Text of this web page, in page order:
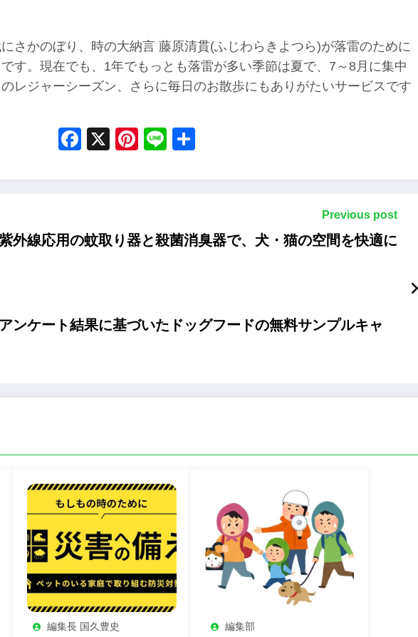
さかのぼり、時の大納言 藤原清貫(ふじわらきよつら)が落雷のために
す。現在でも、1年でもっとも落雷が多い季節は夏で、7～8月に集中
レジャーシーズン、さらに毎日のお散歩にもありがたいサービスです
Facebook
X Pinterest
Line
Previous post
外線応用の蚊取り器と殺菌消臭器で、犬・猫の空間を快適に
ンケート結果に基づいたドッグフードの無料サンプルキャ
編集長 国久豊史 編集部